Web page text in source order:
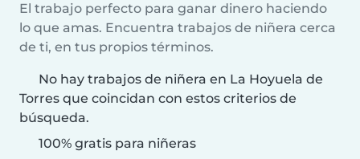
El trabajo perfecto para ganar dinero haciendo
lo que amas. Encuentra trabajos de niñera cerca
de ti, en tus propios términos.
No hay trabajos de niñera en La Hoyuela de
Torres que coincidan con estos criterios de
búsqueda.
100% gratis para niñeras